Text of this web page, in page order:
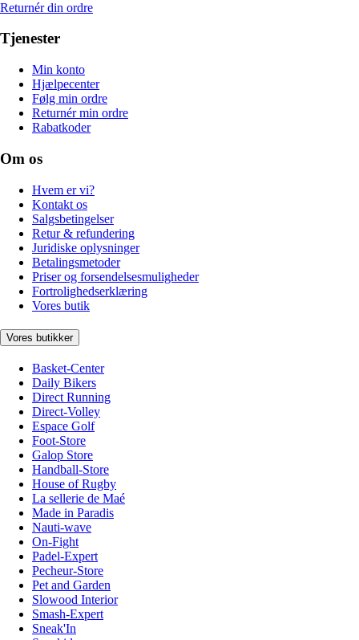
Returnér din ordre
Tjenester
Min konto
Hjælpecenter
Følg min ordre
Returnér min ordre
Rabatkoder
Om os
Hvem er vi?
Kontakt os
Salgsbetingelser
Retur & refundering
Juridiske oplysninger
Betalingsmetoder
Priser og forsendelsesmuligheder
Fortrolighedserklæring
Vores butik
Vores butikker
Basket-Center
Daily Bikers
Direct Running
Direct-Volley
Espace Golf
Foot-Store
Galop Store
Handball-Store
House of Rugby
La sellerie de Maé
Made in Paradis
Nauti-wave
On-Fight
Padel-Expert
Pecheur-Store
Pet and Garden
Slowood Interior
Smash-Expert
Sneak'In